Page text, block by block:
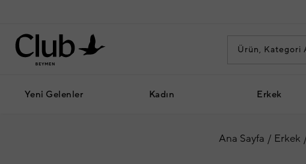
Yeni Gelenler Kadın Erkek
Ana Sayfa Erkek